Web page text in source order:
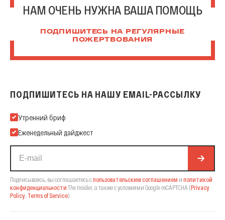
НАМ ОЧЕНЬ НУЖНА ВАША ПОМОЩЬ
ПОДПИШИТЕСЬ НА РЕГУЛЯРНЫЕ
ПОЖЕРТВОВАНИЯ
ПОДПИШИТЕСЬ НА НАШУ EMAIL-РАССЫЛКУ
Подпишитесь на нашу Email-рассылку
Утренний бриф
Еженедельный дайджест
Подписываясь, вы соглашаетесь спользовательским соглашением и политикой
конфиденциальности The Insider, а также с условиями Google reCAPTCHA (Privacy
Policy, Terms of Service).